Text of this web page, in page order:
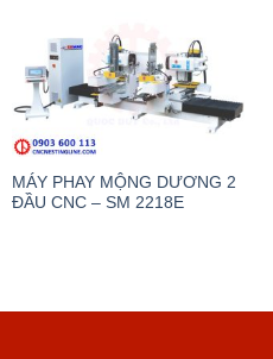
MÁY PHAY MỘNG DƯƠNG 2
ĐẦU CNC – SM 2218E